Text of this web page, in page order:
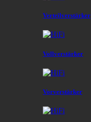
Verteilverstärker
Vollverstärker
Vorverstärker